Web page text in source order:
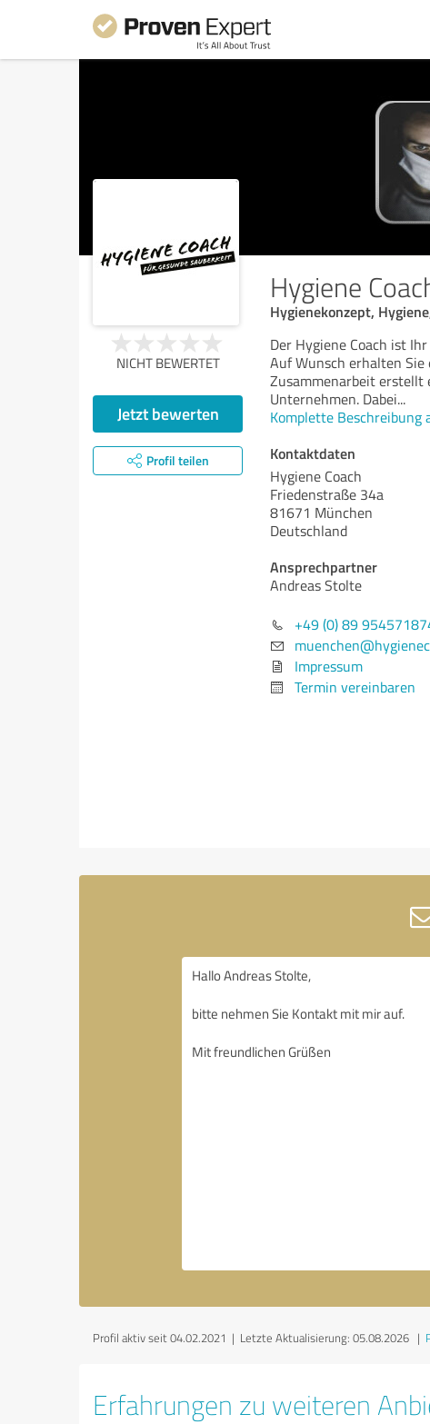
Hygiene
Hygienekonzept,
NICHT BEWERTET
Jetzt bewerten
Profil teilen
Der Hygiene Coach ist
Auf Wunsch erhalten
Zusammenarbeit erstellt
Unternehmen. Dabei...
Komplette Beschreibung
Kontaktdaten
Hygiene Coach
Friedenstraße 34a
81671 München
Deutschland
Ansprechpartner
Andreas Stolte
+49 (0) 89
Impressum
Termin vereinbaren
Profil aktiv seit 04.02.2021 | Letzte Aktualisierung: 05.08.2026 |
Erfahrungen zu weiteren